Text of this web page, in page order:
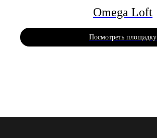
Omega Loft
Посмотреть площадку